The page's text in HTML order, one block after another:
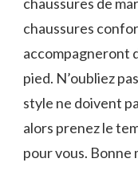
chaussures
accompagneront
pied. ⁢N’oubliez
style ne doivent
alors prenez ​le
pour vous. Bonne